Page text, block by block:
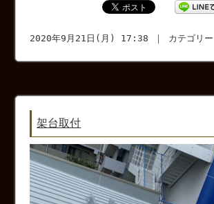
2020年9月21日(月) 17:38 ｜ カテゴリ
架台取付